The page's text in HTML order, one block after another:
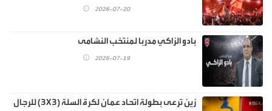
2026-07-20
بادو الزاكي مدربا لمنتخب النشامى
2026-07-19
زين ترعى بطولة اتحاد عمان لكرة السلة (3X3) للرجال